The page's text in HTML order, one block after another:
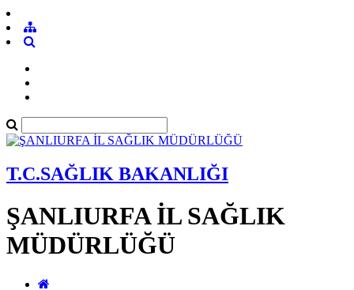
T.C.SAĞLIK BAKANLIĞI
ŞANLIURFA İL SAĞLIK
MÜDÜRLÜĞÜ